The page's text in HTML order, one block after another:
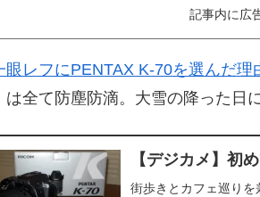
記事内に広
眼レフにPENTAX K-70を選んだ理
は全て防塵防滴。大雪の降った日
【デジカメ】初
街歩きとカフェ巡り